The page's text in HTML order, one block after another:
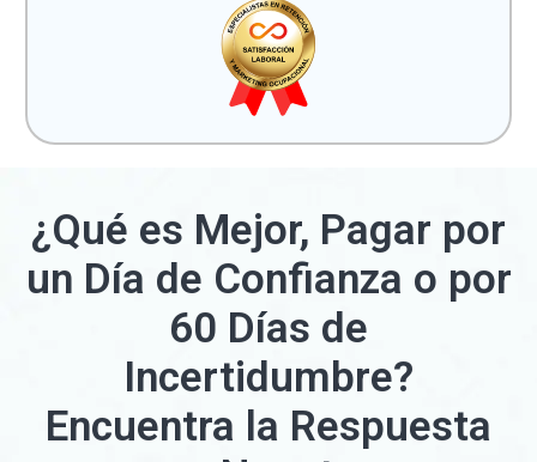
¿Qué es Mejor, Pagar por
un Día de Confianza o por
60 Días de
Incertidumbre?
Encuentra la Respuesta